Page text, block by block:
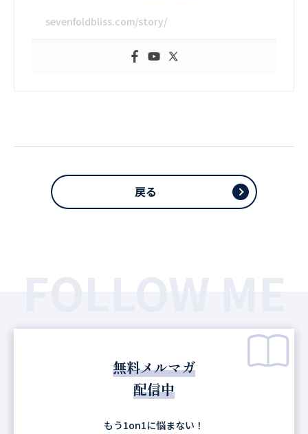
sevenfoldbliss.com/story/
戻る
無料メルマガ
配信中
もう1on1に悩まない！